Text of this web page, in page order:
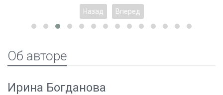
Назад Вперед
Об авторе
Ирина Богданова